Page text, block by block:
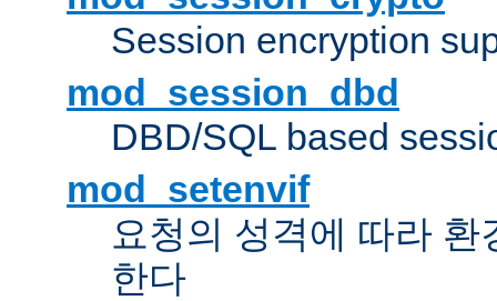
Session encryption
mod_session_dbd
DBD/SQL based
mod_setenvif
요청의 성격에 따라
한다